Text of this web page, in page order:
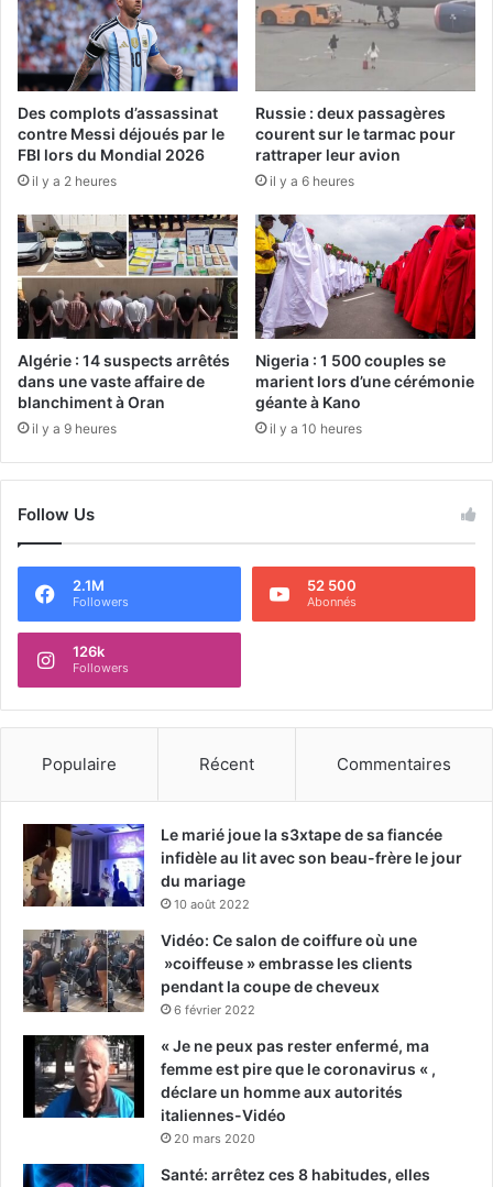
Des complots d’assassinat
contre Messi déjoués par le
FBI lors du Mondial 2026
il y a 2 heures
Russie : deux passagères
courent sur le tarmac pour
rattraper leur avion
il y a 6 heures
Algérie : 14 suspects arrêtés
dans une vaste affaire de
blanchiment à Oran
il y a 9 heures
Nigeria : 1 500 couples se
marient lors d’une cérémonie
géante à Kano
il y a 10 heures
Follow Us
2.1M
Followers
52 500
Abonnés
126k
Followers
Populaire Récent Commentaires
Le marié joue la s3xtape de sa fiancée
infidèle au lit avec son beau-frère le jour
du mariage
10 août 2022
Vidéo: Ce salon de coiffure où une
»coiffeuse » embrasse les clients
pendant la coupe de cheveux
6 février 2022
« Je ne peux pas rester enfermé, ma
femme est pire que le coronavirus « ,
déclare un homme aux autorités
italiennes-Vidéo
20 mars 2020
Santé: arrêtez ces 8 habitudes, elles